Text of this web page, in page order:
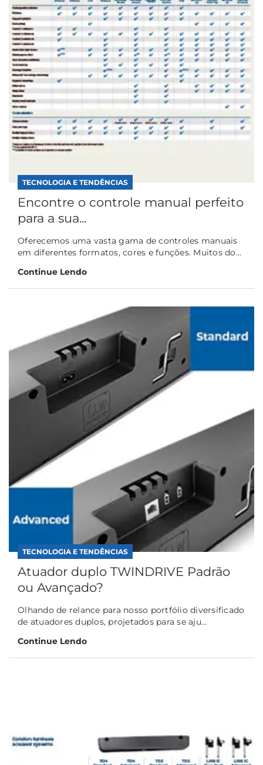
TECNOLOGIA E TENDÊNCIAS
Encontre o controle manual perfeito
para a sua...
Oferecemos uma vasta gama de controles manuais
em diferentes formatos, cores e funções. Muitos do...
Continue Lendo
TECNOLOGIA E TENDÊNCIAS
Atuador duplo TWINDRIVE Padrão
ou Avançado?
Olhando de relance para nosso portfólio diversificado
de atuadores duplos, projetados para se aju...
Continue Lendo